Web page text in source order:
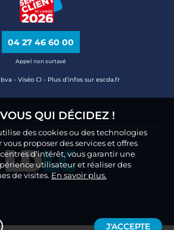
04 27 46 60 00
Appel non surtaxé
- Viséo CI - Plus d’infos sur escda.fr
QUI DÉCIDEZ !
des cookies ou des technologies
proposer des services et offres
d’intérêt, vous garantir une
utilisateur et réaliser des
de visites. En savoir plus.
J'ACCEPTE